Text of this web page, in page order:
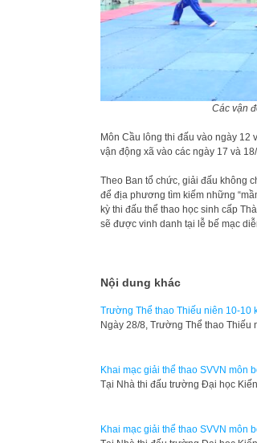
Các vận
Môn Cầu lông thi đấu vào ngày 12
vận động xã vào các ngày 17 và
Theo Ban tổ chức, giải đấu không
để địa phương tìm kiếm những
kỳ thi đấu thể thao học sinh cấp
sẽ được vinh danh tại lễ bế mạc
Nội dung khác
Trường Thể thao Thiếu niên 10-10
Ngày 28/8, Trường Thể thao Thiếu
Khai mạc giải thể thao SVVN môn
​Tại Nhà thi đấu trường Đại học
Khai mạc giải thể thao SVVN môn